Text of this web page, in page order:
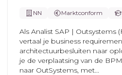
NN Marktconform
Als Analist SAP | Outsystems
vertaal je business
architectuurbesluiten naar
je de verplaatsing van de
naar OutSystems, met...